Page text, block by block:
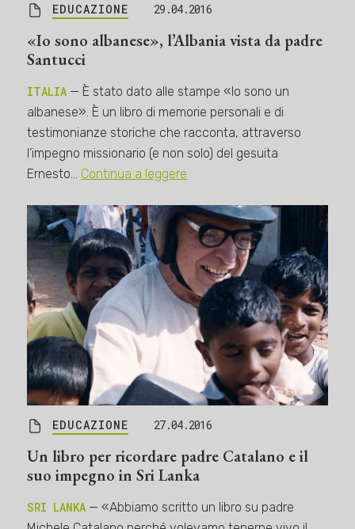
EDUCAZIONE 29.04.2016
«Io sono albanese», l’Albania vista da padre
Santucci
ITALIA — È stato dato alle stampe «Io sono un
albanese». È un libro di memorie personali e di
testimonianze storiche che racconta, attraverso
l’impegno missionario (e non solo) del gesuita
Ernesto… Continua a leggere
EDUCAZIONE 27.04.2016
Un libro per ricordare padre Catalano e il
suo impegno in Sri Lanka
SRI LANKA — «Abbiamo scritto un libro su padre